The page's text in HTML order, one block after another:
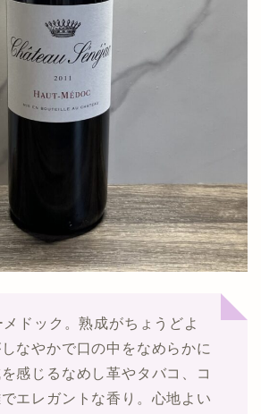
ドック。熟成がちょうどよ
なやかで口の中をなめらかに
感じるなめし革やタバコ、コ
エレガントな香り。心地よい